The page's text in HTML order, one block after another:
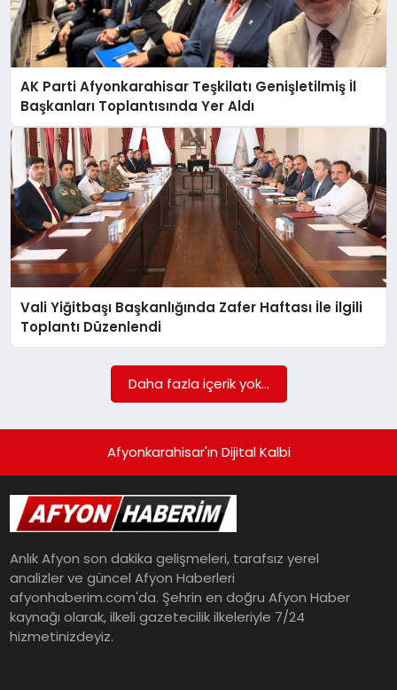
AK Parti Afyonkarahisar Teşkilatı Genişletilmiş İl
Başkanları Toplantısında Yer Aldı
Vali Yiğitbaşı Başkanlığında Zafer Haftası İle ilgili
Toplantı Düzenlendi
Daha fazla içerik yok...
Afyonkarahisar'ın Dijital Kalbi
Anlık Afyon son dakika gelişmeleri, tarafsız yerel
analizler ve güncel Afyon Haberleri
afyonhaberim.com'da. Şehrin en doğru Afyon Haber
kaynağı olarak, ilkeli gazetecilik ilkeleriyle 7/24
hizmetinizdeyiz.